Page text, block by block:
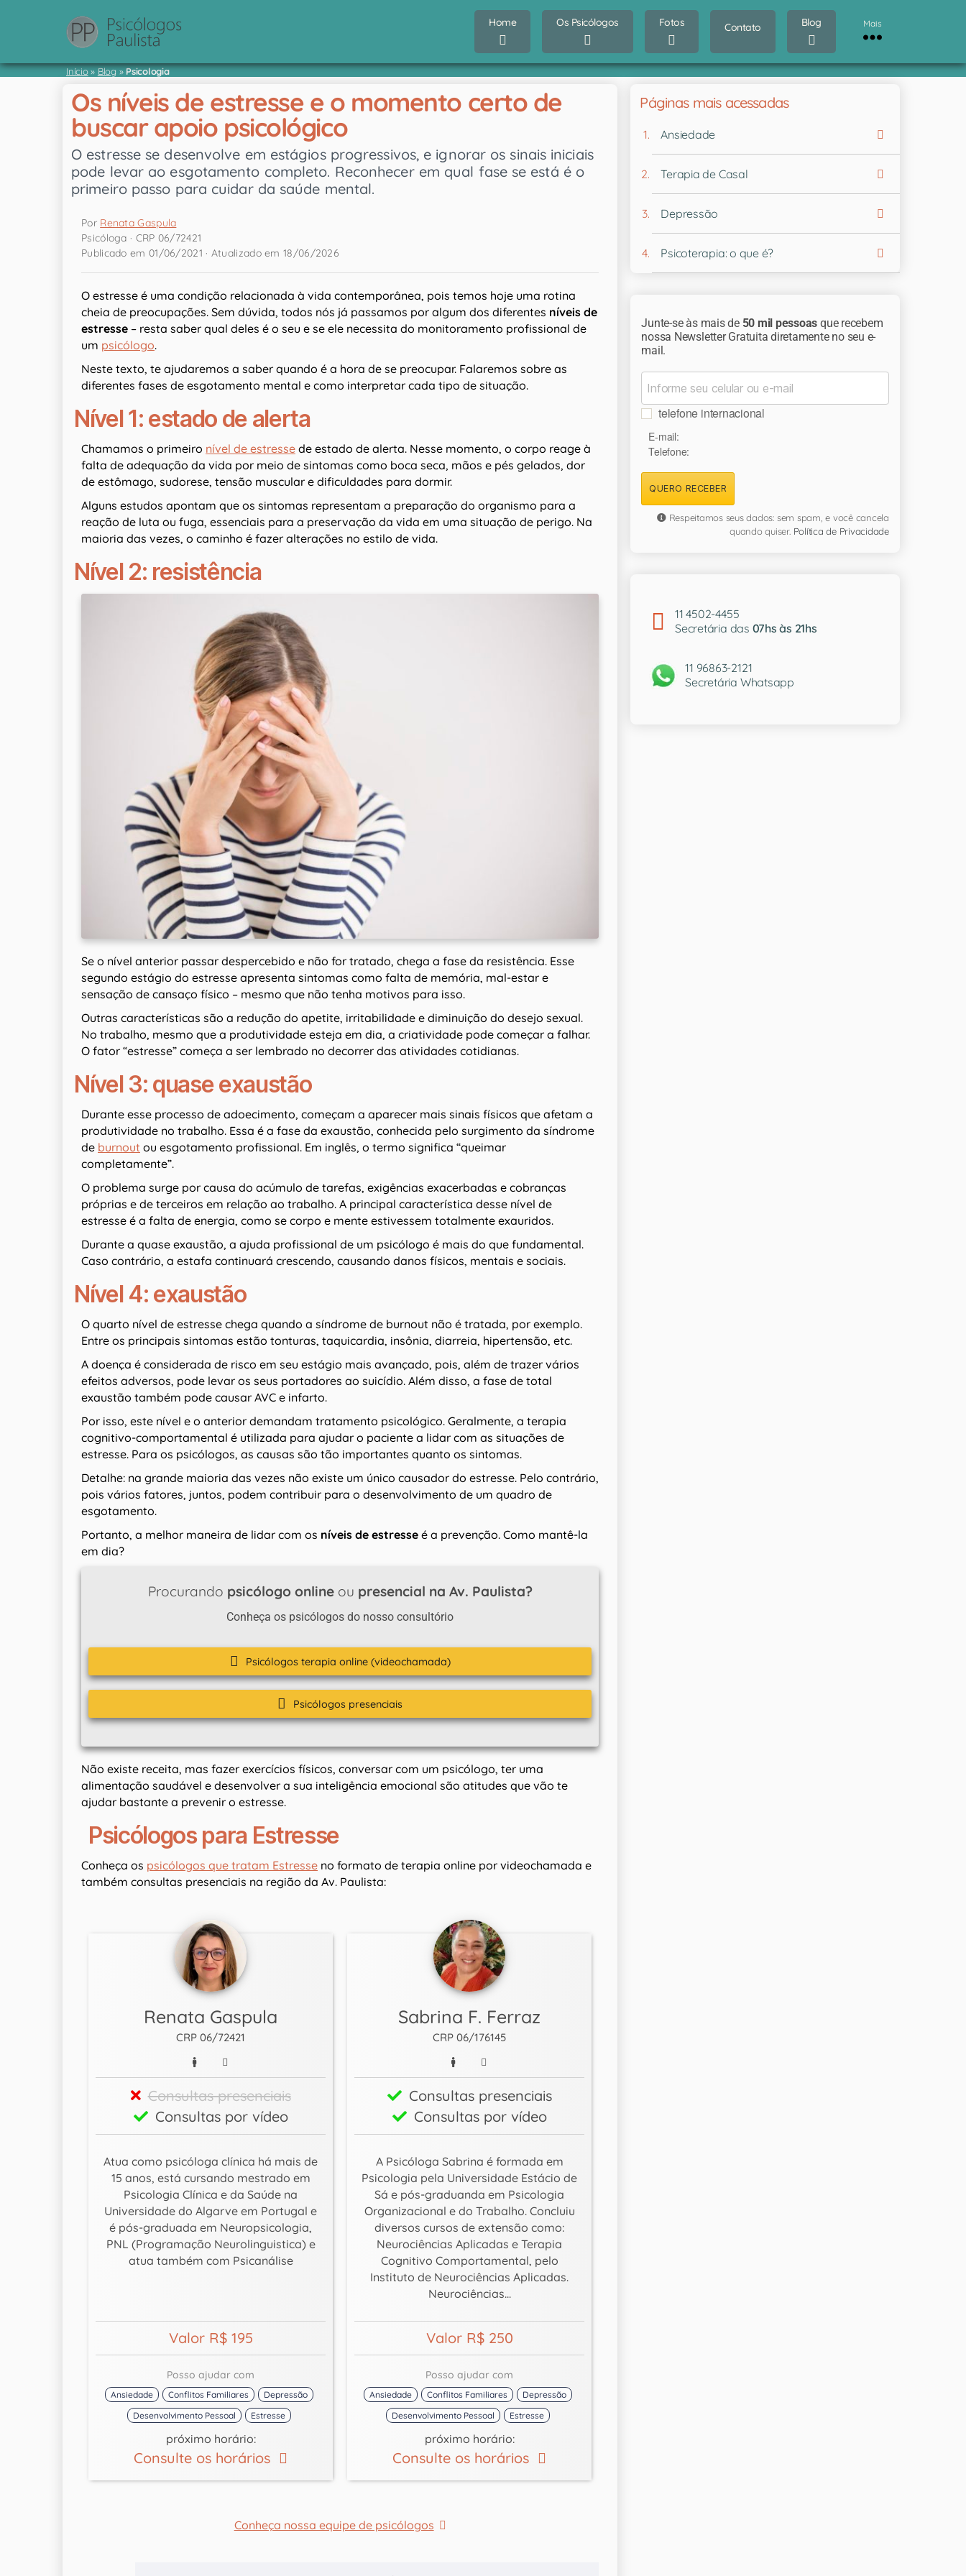
Home Os Psicólogos Fotos Contato Blog Mais
Início»Blog»Psicologia
Os níveis de estresse e o momento certo de
buscar apoio psicológico
O estresse se desenvolve em estágios progressivos, e ignorar os sinais iniciais
pode levar ao esgotamento completo. Reconhecer em qual fase se está é o
primeiro passo para cuidar da saúde mental.
Por Renata Gaspula
Psicóloga · CRP 06/72421
Publicado em 01/06/2021 · Atualizado em 18/06/2026
O estresse é uma condição relacionada à vida contemporânea, pois temos hoje uma rotina
cheia de preocupações. Sem dúvida, todos nós já passamos por algum dos diferentes níveis de
estresse – resta saber qual deles é o seu e se ele necessita do monitoramento profissional de
um psicólogo.
Neste texto, te ajudaremos a saber quando é a hora de se preocupar. Falaremos sobre as
diferentes fases de esgotamento mental e como interpretar cada tipo de situação.
Nível 1: estado de alerta
Chamamos o primeiro nível de estresse de estado de alerta. Nesse momento, o corpo reage à
falta de adequação da vida por meio de sintomas como boca seca, mãos e pés gelados, dor
de estômago, sudorese, tensão muscular e dificuldades para dormir.
Alguns estudos apontam que os sintomas representam a preparação do organismo para a
reação de luta ou fuga, essenciais para a preservação da vida em uma situação de perigo. Na
maioria das vezes, o caminho é fazer alterações no estilo de vida.
Nível 2: resistência
Se o nível anterior passar despercebido e não for tratado, chega a fase da resistência. Esse
segundo estágio do estresse apresenta sintomas como falta de memória, mal-estar e
sensação de cansaço físico – mesmo que não tenha motivos para isso.
Outras características são a redução do apetite, irritabilidade e diminuição do desejo sexual.
No trabalho, mesmo que a produtividade esteja em dia, a criatividade pode começar a falhar.
O fator “estresse” começa a ser lembrado no decorrer das atividades cotidianas.
Nível 3: quase exaustão
Durante esse processo de adoecimento, começam a aparecer mais sinais físicos que afetam a
produtividade no trabalho. Essa é a fase da exaustão, conhecida pelo surgimento da síndrome
de burnout ou esgotamento profissional. Em inglês, o termo significa “queimar
completamente”.
O problema surge por causa do acúmulo de tarefas, exigências exacerbadas e cobranças
próprias e de terceiros em relação ao trabalho. A principal característica desse nível de
estresse é a falta de energia, como se corpo e mente estivessem totalmente exauridos.
Durante a quase exaustão, a ajuda profissional de um psicólogo é mais do que fundamental.
Caso contrário, a estafa continuará crescendo, causando danos físicos, mentais e sociais.
Nível 4: exaustão
O quarto nível de estresse chega quando a síndrome de burnout não é tratada, por exemplo.
Entre os principais sintomas estão tonturas, taquicardia, insônia, diarreia, hipertensão, etc.
A doença é considerada de risco em seu estágio mais avançado, pois, além de trazer vários
efeitos adversos, pode levar os seus portadores ao suicídio. Além disso, a fase de total
exaustão também pode causar AVC e infarto.
Por isso, este nível e o anterior demandam tratamento psicológico. Geralmente, a terapia
cognitivo-comportamental é utilizada para ajudar o paciente a lidar com as situações de
estresse. Para os psicólogos, as causas são tão importantes quanto os sintomas.
Detalhe: na grande maioria das vezes não existe um único causador do estresse. Pelo contrário,
pois vários fatores, juntos, podem contribuir para o desenvolvimento de um quadro de
esgotamento.
Portanto, a melhor maneira de lidar com os níveis de estresse é a prevenção. Como mantê-la
em dia?
Procurando psicólogo onlineou presencial na Av. Paulista?
Conheça os psicólogos do nosso consultório
Psicólogos terapia online (videochamada)
Psicólogos presenciais
Não existe receita, mas fazer exercícios físicos, conversar com um psicólogo, ter uma
alimentação saudável e desenvolver a sua inteligência emocional são atitudes que vão te
ajudar bastante a prevenir o estresse.
Psicólogos para Estresse
Conheça os psicólogos que tratam Estresse no formato de terapia online por videochamada e
também consultas presenciais na região da Av. Paulista:
Renata Gaspula
CRP 06/72421
Consultas presenciais
Consultas por vídeo
Atua como psicóloga clínica há mais de
15 anos, está cursando mestrado em
Psicologia Clínica e da Saúde na
Universidade do Algarve em Portugal e
é pós-graduada em Neuropsicologia,
PNL (Programação Neurolinguistica) e
atua também com Psicanálise
Valor R$ 195
Posso ajudar com
Ansiedade Conflitos Familiares
Depressão
Desenvolvimento Pessoal
Estresse
próximo horário:
Consulte os horários
Sabrina F. Ferraz
CRP 06/176145
Consultas presenciais
Consultas por vídeo
A Psicóloga Sabrina é formada em
Psicologia pela Universidade Estácio de
Sá e pós-graduanda em Psicologia
Organizacional e do Trabalho. Concluiu
diversos cursos de extensão como:
Neurociências Aplicadas e Terapia
Cognitivo Comportamental, pelo
Instituto de Neurociências Aplicadas.
Neurociências...
Valor R$ 250
Posso ajudar com
Ansiedade Conflitos Familiares
Depressão
Desenvolvimento Pessoal
Estresse
próximo horário:
Consulte os horários
Conheça nossa equipe de psicólogos
Páginas mais acessadas
Ansiedade
Terapia de Casal
Depressão
Psicoterapia: o que é?
Junte-se às mais de 50 mil pessoas que recebem
nossa Newsletter Gratuita diretamente no seu e-
mail.
telefone internacional
E-mail:
Telefone:
QUERO RECEBER
Respeitamos seus dados: sem spam, e você cancela
quando quiser. Política de Privacidade
11 4502-4455
Secretária das 07hs às 21hs
11 96863-2121
Secretária Whatsapp